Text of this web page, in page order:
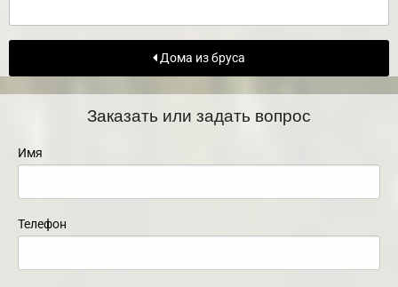
Дома из бруса
Заказать или задать вопрос
Имя
Телефон